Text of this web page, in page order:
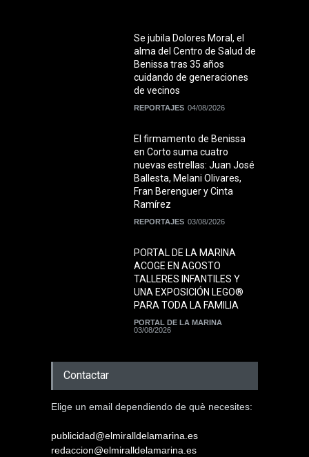
Se jubila Dolores Moral, el
alma del Centro de Salud de
Benissa tras 35 años
cuidando de generaciones
de vecinos
REPORTAJES 04/08/2026
El firmamento de Benissa
en Corto suma cuatro
nuevas estrellas: Juan José
Ballesta, Melani Olivares,
Fran Berenguer y Cinta
Ramírez
REPORTAJES 03/08/2026
PORTAL DE LA MARINA
ACOGE EN AGOSTO
TALLERES INFANTILES Y
UNA EXPOSICIÓN LEGO®
PARA TODA LA FAMILIA
PORTAL DE LA MARINA
03/08/2026
Contactar
Elige un email dependiendo de què necesites:
publicidad@elmiralldelamarina.es
redaccion@elmiralldelamarina.es